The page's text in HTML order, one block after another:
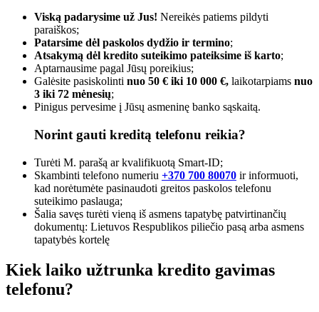
Viską padarysime už Jus! Nereikės patiems pildyti
paraiškos;
Patarsime dėl paskolos dydžio ir termino;
Atsakymą dėl kredito suteikimo pateiksime iš karto;
Aptarnausime pagal Jūsų poreikius;
Galėsite pasiskolinti nuo 50 € iki 10 000 €, laikotarpiams nuo
3 iki 72 mėnesių;
Pinigus pervesime į Jūsų asmeninę banko sąskaitą.
Norint gauti kreditą telefonu reikia?
Turėti M. parašą ar kvalifikuotą Smart-ID;
Skambinti telefono numeriu +370 700 80070 ir informuoti,
kad norėtumėte pasinaudoti greitos paskolos telefonu
suteikimo paslauga;
Šalia savęs turėti vieną iš asmens tapatybę patvirtinančių
dokumentų: Lietuvos Respublikos piliečio pasą arba asmens
tapatybės kortelę
Kiek laiko užtrunka kredito gavimas
telefonu?